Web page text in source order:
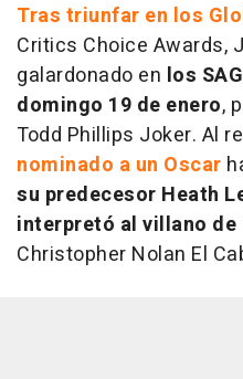
Tras triunfar en los
Critics Choice Awards,
galardonado en los
domingo 19 de enero,
Todd Phillips Joker. Al
nominado a un Oscar
su predecesor Heath
interpretó al villano de
Christopher Nolan El